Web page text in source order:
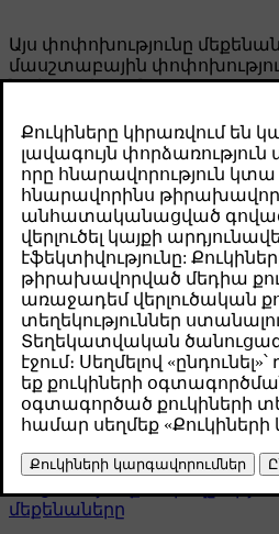
Այս փոփոխությունը
մասշտաբային
նախատեսում:
Լրացուցիչ
տե՛ս համապատասխան
245:
Volvo Cars-ն անվտանգ
առաջնահերթություն տալու
ունի: Նայելով առաջ՝ մենք
ամբողջությամբ
ընկերություն: Խնդրում ենք
ճամփորդությանը և ստորև
ամբողջությամբ էլեկտրական
հիբրիդների և ընտանեկան
տեսականին:
Բացահայտեք մեր
մեքենաները
մեքենաները